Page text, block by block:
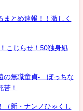
とめ速報！！激しく
こじらせ！50独身処
無職童貞- ぼっちな
苦！
新・ナンノひゃくし